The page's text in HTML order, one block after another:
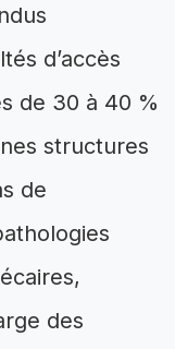
d’accès
de 30 à 40 %
structures
de
des